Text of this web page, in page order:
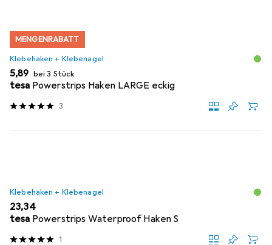
MENGENRABATT
Klebehaken + Klebenagel
EUR
5,89 bei 3 Stück
tesa Powerstrips Haken LARGE eckig
3
Klebehaken + Klebenagel
EUR
23,34
tesa Powerstrips Waterproof Haken S
1